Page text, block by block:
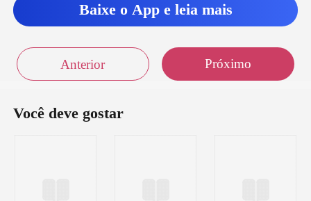
Baixe o App e leia mais
Anterior Próximo
Você deve gostar